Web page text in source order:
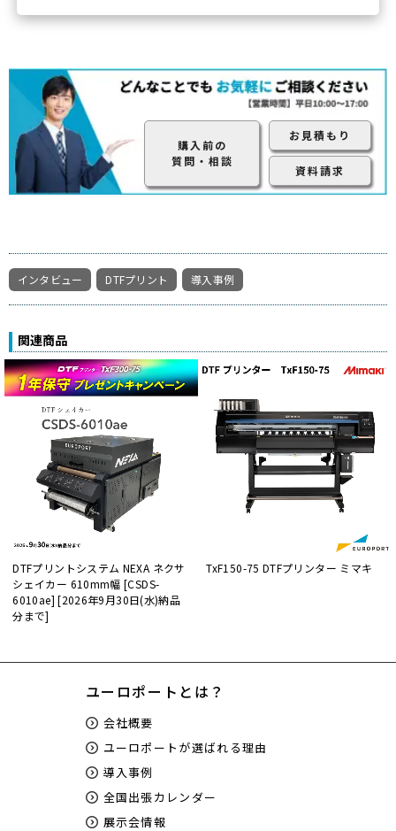
購入前の
質問・相談
お見積もり
資料請求
インタビュー DTFプリント 導入事例
関連商品
DTFプリントシステム NEXA ネクサ
シェイカー 610mm幅 [CSDS-
6010ae] [2026年9月30日(水)納品
分まで]
TxF150-75 DTFプリンター ミマキ
ユーロポートとは？
会社概要
ユーロポートが選ばれる理由
導入事例
全国出張カレンダー
展示会情報